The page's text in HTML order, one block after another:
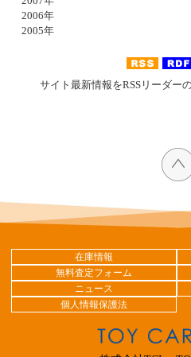
2006年
2005年
サイト最新情報をRSSリーダー
在庫情報
無料査定フォーム
ニュース
個人情報保護法